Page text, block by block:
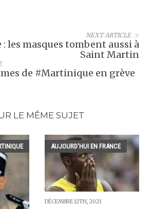
NEXT ARTICLE
: les masques tombent aussi à
Saint Martin
de #Martinique en grève
LE MÊME SUJET
AUJOURD'HUI EN FRANCE
DÉCEMBRE 12TH, 2021